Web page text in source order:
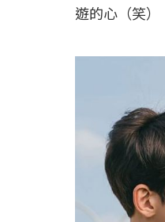
遊的心（笑）